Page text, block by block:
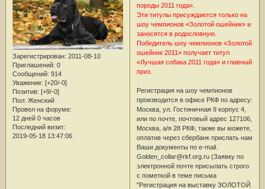
Зарегистрирован: 2011-08-10
Приглашений: 0
Сообщений: 914
Уважение: [+20/-0]
Позитив: [+9/-0]
Пол: Женский
Провел на форуме:
12 дней 0 часов
Последний визит:
2019-05-18 13:47:06
породы 2011 года».
Эти титулы присуждаются только на
шоу чемпионов «Золотой ошейник» и
заносятся в родословную.
Победитель шоу чемпионов «Золотой
ошейник 2011» получает титул
«Лучшая собака 2011 года» и главный
приз.
Регистрация на шоу чемпионов
производится в офисе РКФ по адресу:
Москва, ул. Гостиничная 9 корпус 4,
или по почте, почтовый адрес 127106,
Москва, а/я 28 РКФ, также вы можете,
оплатив через сбербанк прислать нам
Ваши документы по e-mail.
Golden_collar@rkf.org.ru (Заявку по
электронной почте присылать строго
с пометкой в теме письма
"Регистрация на выставку ЗОЛОТОЙ